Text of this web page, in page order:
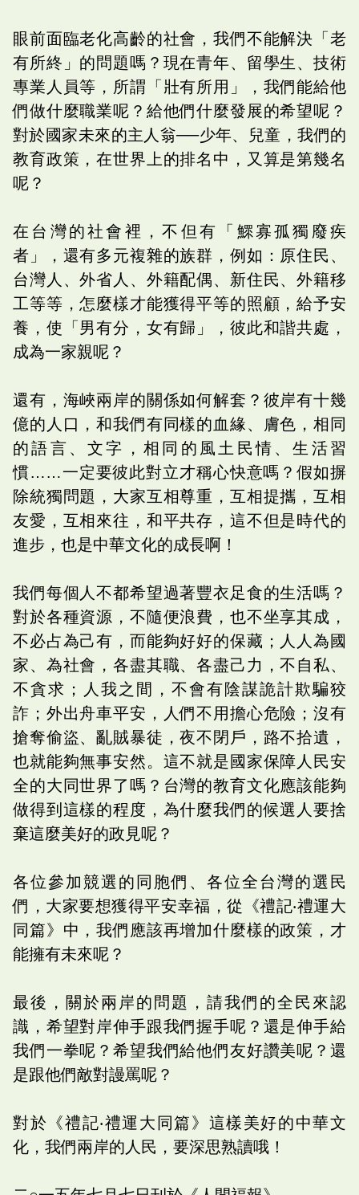
眼前面臨老化高齡的社會，我們不能解決「老
有所終」的問題嗎？現在青年、留學生、技術
專業人員等，所謂「壯有所用」，我們能給他
們做什麼職業呢？給他們什麼發展的希望呢？
對於國家未來的主人翁──少年、兒童，我們的
教育政策，在世界上的排名中，又算是第幾名
呢？
在台灣的社會裡，不但有「鰥寡孤獨廢疾
者」，還有多元複雜的族群，例如：原住民、
台灣人、外省人、外籍配偶、新住民、外籍移
工等等，怎麼樣才能獲得平等的照顧，給予安
養，使「男有分，女有歸」，彼此和諧共處，
成為一家親呢？
還有，海峽兩岸的關係如何解套？彼岸有十幾
億的人口，和我們有同樣的血緣、膚色，相同
的語言、文字，相同的風土民情、生活習
慣……一定要彼此對立才稱心快意嗎？假如摒
除統獨問題，大家互相尊重，互相提攜，互相
友愛，互相來往，和平共存，這不但是時代的
進步，也是中華文化的成長啊！
我們每個人不都希望過著豐衣足食的生活嗎？
對於各種資源，不隨便浪費，也不坐享其成，
不必占為己有，而能夠好好的保藏；人人為國
家、為社會，各盡其職、各盡己力，不自私、
不貪求；人我之間，不會有陰謀詭計欺騙狡
詐；外出舟車平安，人們不用擔心危險；沒有
搶奪偷盜、亂賊暴徒，夜不閉戶，路不拾遺，
也就能夠無事安然。這不就是國家保障人民安
全的大同世界了嗎？台灣的教育文化應該能夠
做得到這樣的程度，為什麼我們的候選人要捨
棄這麼美好的政見呢？
各位參加競選的同胞們、各位全台灣的選民
們，大家要想獲得平安幸福，從《禮記‧禮運大
同篇》中，我們應該再增加什麼樣的政策，才
能擁有未來呢？
最後，關於兩岸的問題，請我們的全民來認
識，希望對岸伸手跟我們握手呢？還是伸手給
我們一拳呢？希望我們給他們友好讚美呢？還
是跟他們敵對謾罵呢？
對於《禮記‧禮運大同篇》這樣美好的中華文
化，我們兩岸的人民，要深思熟讀哦！